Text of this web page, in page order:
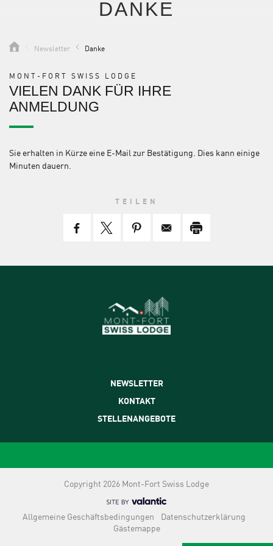
DANKE
Newsletter Danke
MONT-FORT SWISS LODGE
VIELEN DANK FÜR IHRE
ANMELDUNG
Sie erhalten in Kürze eine E-Mail zur Bestätigung. Dies kann einige
Minuten dauern.
TEILEN
NEWSLETTER
KONTAKT
STELLENANGEBOTE
Copyright 2026 Mont-Fort Swiss Lodge
Allgemeine Geschäftsbedingungen
Datenschutzerklärung
Gästemappe